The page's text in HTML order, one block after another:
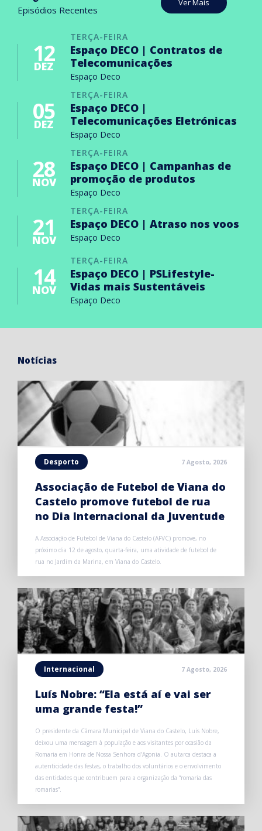
Episódios Recentes
Ver Mais
TERÇA-FEIRA
12
DEZ
Espaço DECO | Contratos de
Telecomunicações
Espaço Deco
TERÇA-FEIRA
05
DEZ
Espaço DECO |
Telecomunicações Eletrónicas
Espaço Deco
TERÇA-FEIRA
28
NOV
Espaço DECO | Campanhas de
promoção de produtos
Espaço Deco
TERÇA-FEIRA
21
NOV
Espaço DECO | Atraso nos voos
Espaço Deco
TERÇA-FEIRA
14
NOV
Espaço DECO | PSLifestyle-
Vidas mais Sustentáveis
Espaço Deco
Notícias
Desporto 7 Agosto, 2026
Associação de Futebol de Viana do
Castelo promove futebol de rua
no Dia Internacional da Juventude
A Associação de Futebol de Viana do Castelo (AFVC) promove, no
próximo dia 12 de agosto, quarta-feira, uma atividade de futebol de
rua no Jardim da Marina, em Viana do Castelo.
Internacional 7 Agosto, 2026
Luís Nobre: “Ela está aí e vai ser
uma grande festa!”
O presidente da Câmara Municipal de Viana do Castelo, Luís Nobre,
deixou uma mensagem à população e aos visitantes por ocasião da
Romaria em Honra de Nossa Senhora d’Agonia. O autarca destaca a
autenticidade das festas, o trabalho dos voluntários e o envolvimento
das entidades que contribuem para a organização da “romaria das
romarias”.